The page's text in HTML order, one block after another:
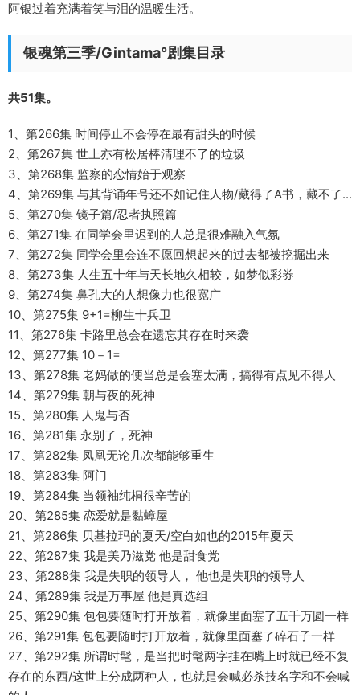
阿银过着充满着笑与泪的温暖生活。
银魂第三季/Gintama°剧集目录
共51集。
1、第266集 时间停止不会停在最有甜头的时候
2、第267集 世上亦有松居棒清理不了的垃圾
3、第268集 监察的恋情始于观察
4、第269集 与其背诵年号还不如记住人物/藏得了A书，藏不了...
5、第270集 镜子篇/忍者执照篇
6、第271集 在同学会里迟到的人总是很难融入气氛
7、第272集 同学会里会连不愿回想起来的过去都被挖掘出来
8、第273集 人生五十年与天长地久相较，如梦似彩券
9、第274集 鼻孔大的人想像力也很宽广
10、第275集 9+1=柳生十兵卫
11、第276集 卡路里总会在遗忘其存在时来袭
12、第277集 10－1=
13、第278集 老妈做的便当总是会塞太满，搞得有点见不得人
14、第279集 朝与夜的死神
15、第280集 人鬼与否
16、第281集 永别了，死神
17、第282集 凤凰无论几次都能够重生
18、第283集 阿门
19、第284集 当领袖纯桐很辛苦的
20、第285集 恋爱就是黏蟑屋
21、第286集 贝基拉玛的夏天/空白如也的2015年夏天
22、第287集 我是美乃滋党 他是甜食党
23、第288集 我是失职的领导人， 他也是失职的领导人
24、第289集 我是万事屋 他是真选组
25、第290集 包包要随时打开放着，就像里面塞了五千万圆一样
26、第291集 包包要随时打开放着，就像里面塞了碎石子一样
27、第292集 所谓时髦，是当把时髦两字挂在嘴上时就已经不复
存在的东西/这世上分成两种人，也就是会喊必杀技名字和不会喊